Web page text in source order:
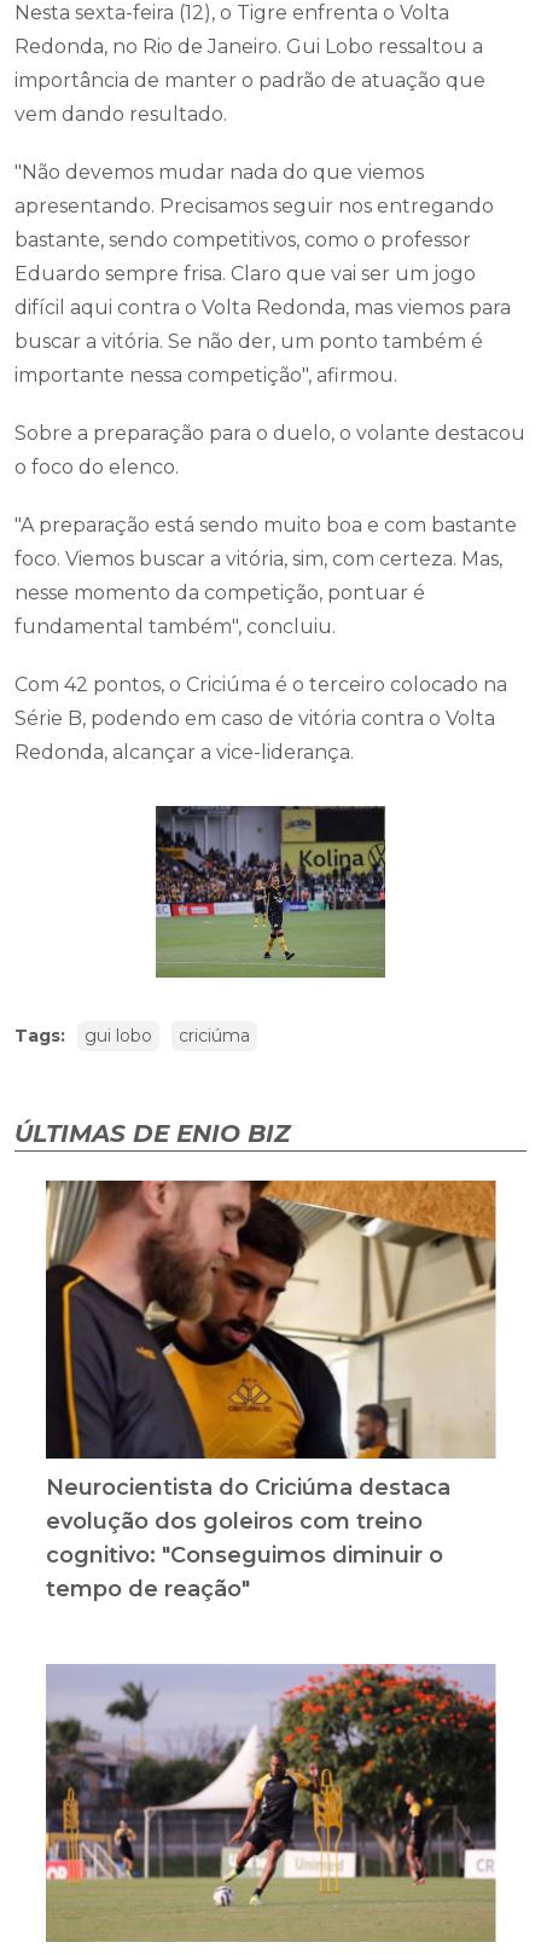
Nesta sexta-feira (12), o Tigre enfrenta o Volta
Redonda, no Rio de Janeiro. Gui Lobo ressaltou a
importância de manter o padrão de atuação que
vem dando resultado.
"Não devemos mudar nada do que viemos
apresentando. Precisamos seguir nos entregando
bastante, sendo competitivos, como o professor
Eduardo sempre frisa. Claro que vai ser um jogo
difícil aqui contra o Volta Redonda, mas viemos para
buscar a vitória. Se não der, um ponto também é
importante nessa competição", afirmou.
Sobre a preparação para o duelo, o volante destacou
o foco do elenco.
"A preparação está sendo muito boa e com bastante
foco. Viemos buscar a vitória, sim, com certeza. Mas,
nesse momento da competição, pontuar é
fundamental também", concluiu.
Com 42 pontos, o Criciúma é o terceiro colocado na
Série B, podendo em caso de vitória contra o Volta
Redonda, alcançar a vice-liderança.
Tags: gui lobo criciúma
ÚLTIMAS DE ENIO BIZ
Neurocientista do Criciúma destaca
evolução dos goleiros com treino
cognitivo: "Conseguimos diminuir o
tempo de reação"